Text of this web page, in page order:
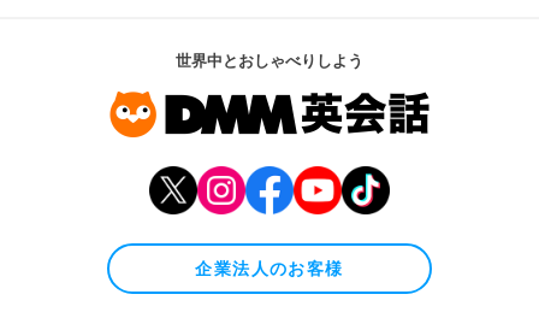
世界中とおしゃべりしよう
企業法人のお客様